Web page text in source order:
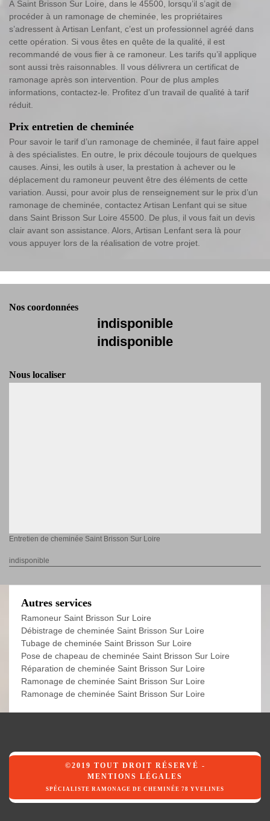
À Saint Brisson Sur Loire, dans le 45500, lorsqu’il s’agit de
procéder à un ramonage de cheminée, les propriétaires
s’adressent à Artisan Lenfant, c’est un professionnel agréé dans
cette opération. Si vous êtes en quête de la qualité, il est
recommandé de vous fier à ce ramoneur. Les tarifs qu’il applique
sont aussi très raisonnables. Il vous délivrera un certificat de
ramonage après son intervention. Pour de plus amples
informations, contactez-le. Profitez d’un travail de qualité à tarif
réduit.
Prix entretien de cheminée
Pour savoir le tarif d’un ramonage de cheminée, il faut faire appel
à des spécialistes. En outre, le prix découle toujours de quelques
causes. Ainsi, les outils à user, la prestation à achever ou le
déplacement du ramoneur peuvent être des éléments de cette
variation. Aussi, pour avoir plus de renseignement sur le prix d’un
ramonage de cheminée, contactez Artisan Lenfant qui se situe
dans Saint Brisson Sur Loire 45500. De plus, il vous fait un devis
clair avant son assistance. Alors, Artisan Lenfant sera là pour
vous appuyer lors de la réalisation de votre projet.
Nos coordonnées
indisponible
indisponible
Nous localiser
Entretien de cheminée Saint Brisson Sur Loire
indisponible
Autres services
Ramoneur Saint Brisson Sur Loire
Débistrage de cheminée Saint Brisson Sur Loire
Tubage de cheminée Saint Brisson Sur Loire
Pose de chapeau de cheminée Saint Brisson Sur Loire
Réparation de cheminée Saint Brisson Sur Loire
Ramonage de cheminée Saint Brisson Sur Loire
Ramonage de cheminée Saint Brisson Sur Loire
©2019 TOUT DROIT RÉSERVÉ -
MENTIONS LÉGALES
SPÉCIALISTE RAMONAGE DE CHEMINÉE 78 YVELINES